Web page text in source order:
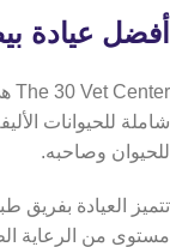
أفضل عيادة
The 30 Vet Center هي
شاملة للحيوانات
للحيوان وصاحبه.
تتميز العيادة بفريق
مستوى من الرعاية